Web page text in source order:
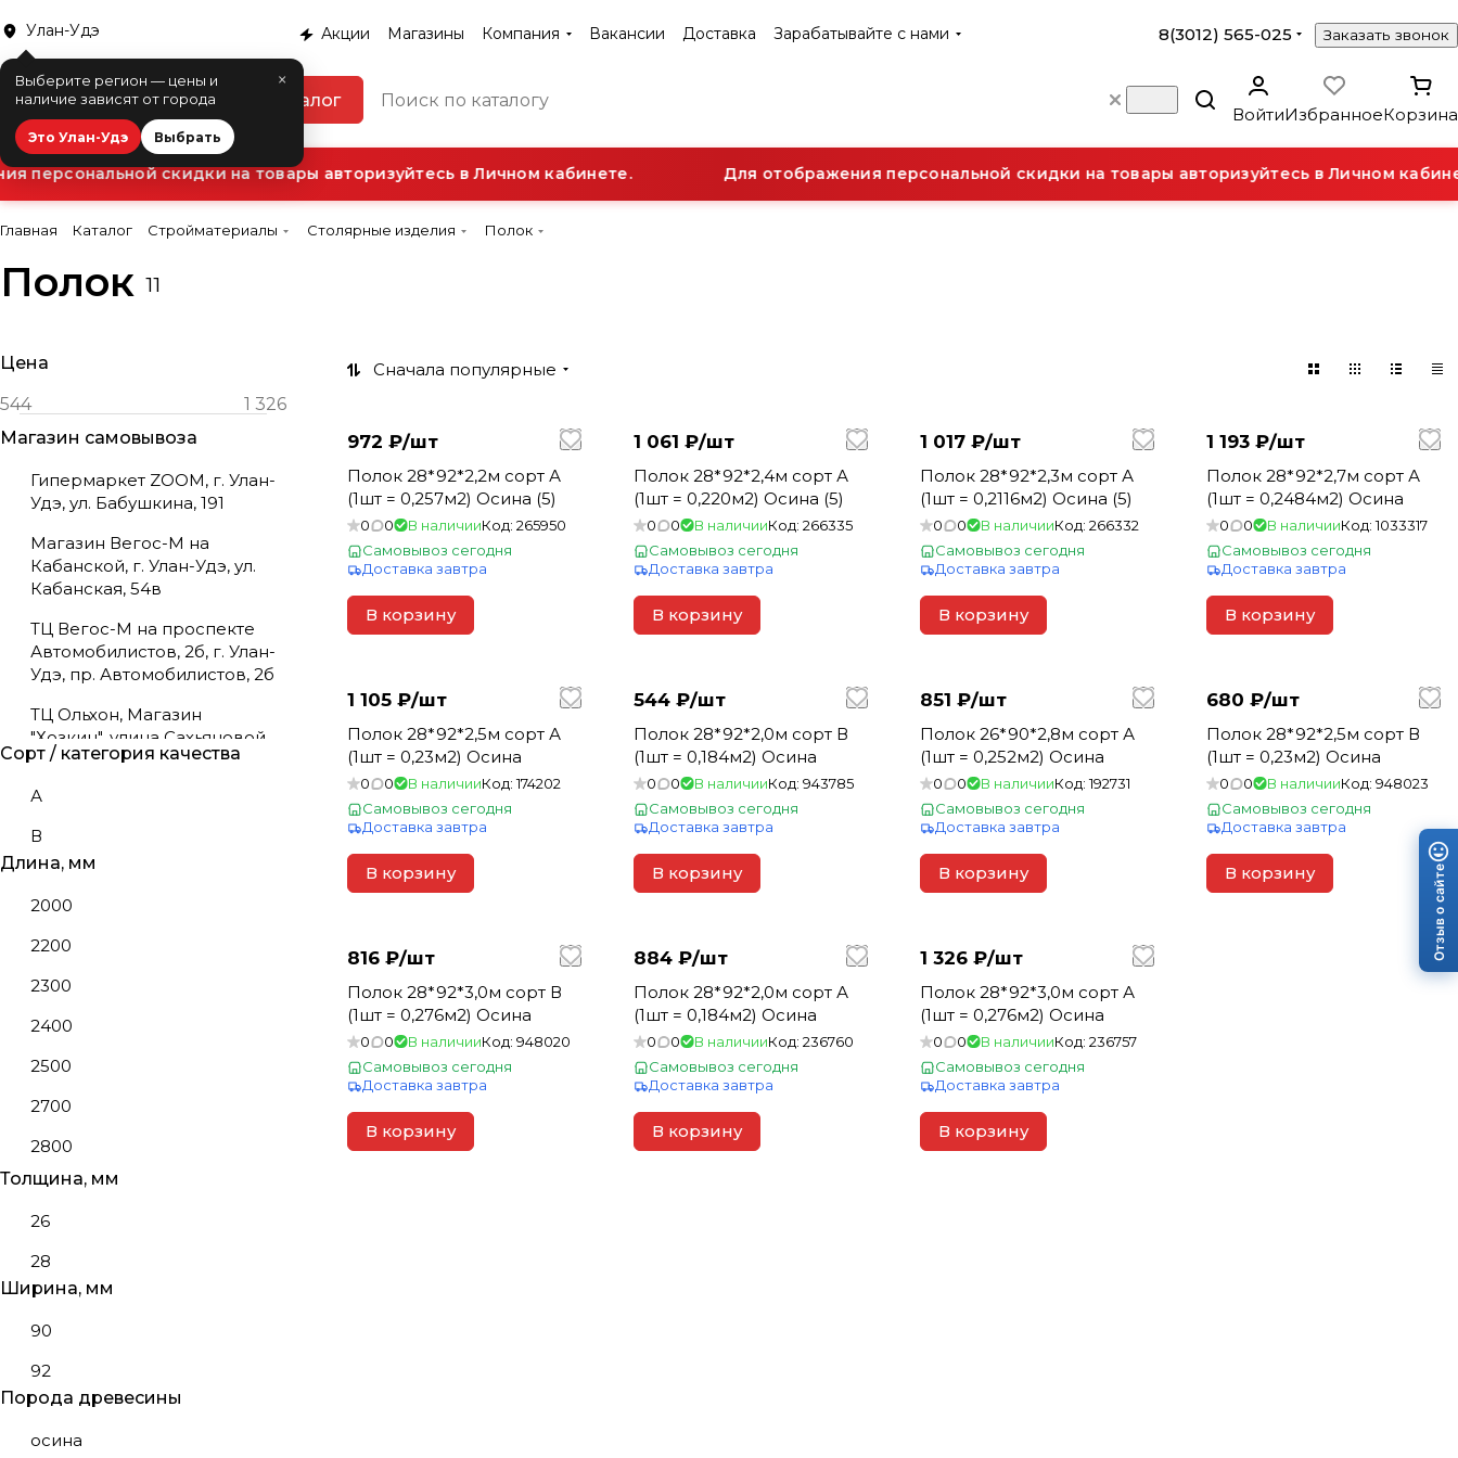
Улан-Удэ
×
Выберите регион — цены и
наличие зависят от города
Это Улан-Удэ Выбрать
Акции Магазины Компания Вакансии Доставка Зарабатывайте с нами 8(3012) 565-025 Заказать звонок
Каталог
ВойтиИзбранноеКорзина
персональной скидки на товары авторизуйтесь в Личном кабинете. Для отображения персональной скидки на товары авторизуйтесь в Личном
Главная Каталог Стройматериалы Столярные изделия Полок
Полок 11
Сначала популярные
972 ₽/шт
Полок 28*92*2,2м сорт А
(1шт = 0,257м2) Осина (5)
0 0 В наличииКод: 265950
Самовывоз сегодня
Доставка завтра
В корзину
1 061 ₽/шт
Полок 28*92*2,4м сорт А
(1шт = 0,220м2) Осина (5)
0 0 В наличииКод: 266335
Самовывоз сегодня
Доставка завтра
В корзину
1 017 ₽/шт
Полок 28*92*2,3м сорт А
(1шт = 0,2116м2) Осина (5)
0 0 В наличииКод: 266332
Самовывоз сегодня
Доставка завтра
В корзину
1 193 ₽/шт
Полок 28*92*2,7м сорт А
(1шт = 0,2484м2) Осина
0 0 В наличииКод:1033317
Самовывоз сегодня
Доставка завтра
В корзину
1 105 ₽/шт
Полок 28*92*2,5м сорт А
(1шт = 0,23м2) Осина
0 0 В наличииКод:174202
Самовывоз сегодня
Доставка завтра
В корзину
544 ₽/шт
Полок 28*92*2,0м сорт В
(1шт = 0,184м2) Осина
0 0 В наличииКод: 943785
Самовывоз сегодня
Доставка завтра
В корзину
851 ₽/шт
Полок 26*90*2,8м сорт А
(1шт = 0,252м2) Осина
0 0 В наличииКод:192731
Самовывоз сегодня
Доставка завтра
В корзину
680 ₽/шт
Полок 28*92*2,5м сорт В
(1шт = 0,23м2) Осина
0 0 В наличииКод: 948023
Самовывоз сегодня
Доставка завтра
В корзину
816 ₽/шт
Полок 28*92*3,0м сорт В
(1шт = 0,276м2) Осина
0 0 В наличииКод: 948020
Самовывоз сегодня
Доставка завтра
В корзину
884 ₽/шт
Полок 28*92*2,0м сорт А
(1шт = 0,184м2) Осина
0 0 В наличииКод: 236760
Самовывоз сегодня
Доставка завтра
В корзину
1 326 ₽/шт
Полок 28*92*3,0м сорт А
(1шт = 0,276м2) Осина
0 0 В наличииКод: 236757
Самовывоз сегодня
Доставка завтра
В корзину
Цена
Магазин самовывоза
Гипермаркет ZOOM, г. Улан-
Удэ, ул. Бабушкина, 191
Магазин Вегос-М на
Кабанской, г. Улан-Удэ, ул.
Кабанская, 54в
ТЦ Вегос-М на проспекте
Автомобилистов, 2б, г. Улан-
Удэ, пр. Автомобилистов, 2б
ТЦ Ольхон, Магазин
"Хозкин", улица Сахьяновой,
9/14
Сорт / категория качества
А
В
Длина, мм
2000
2200
2300
2400
2500
2700
2800
3000
Толщина, мм
26
28
Ширина, мм
90
92
Порода древесины
осина
Отзыв о сайте